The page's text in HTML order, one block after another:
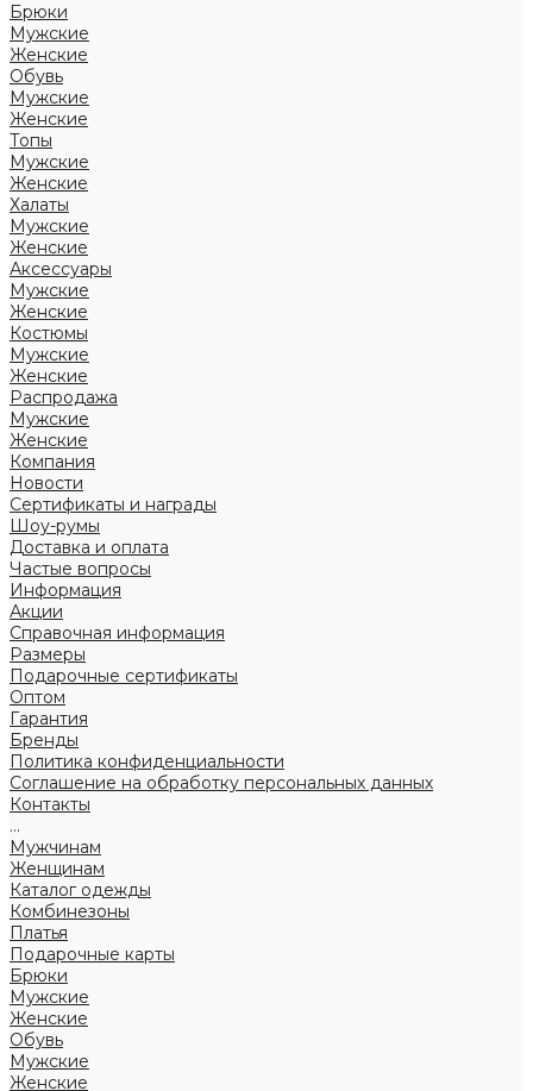
Брюки
Мужские
Женские
Обувь
Мужские
Женские
Топы
Мужские
Женские
Халаты
Мужские
Женские
Аксессуары
Мужские
Женские
Костюмы
Мужские
Женские
Распродажа
Мужские
Женские
Компания
Новости
Сертификаты и награды
Шоу-румы
Доставка и оплата
Частые вопросы
Информация
Акции
Справочная информация
Размеры
Подарочные сертификаты
Оптом
Гарантия
Бренды
Политика конфиденциальности
Соглашение на обработку персональных данных
Контакты
...
Мужчинам
Женщинам
Каталог одежды
Комбинезоны
Платья
Подарочные карты
Брюки
Мужские
Женские
Обувь
Мужские
Женские